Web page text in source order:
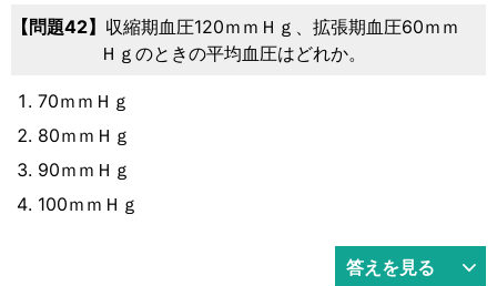
42
収縮期血圧120ｍｍＨｇ、拡張期血圧60ｍｍ
Ｈｇのときの平均血圧はどれか。
70ｍｍＨｇ
80ｍｍＨｇ
90ｍｍＨｇ
100ｍｍＨｇ
答えを見る